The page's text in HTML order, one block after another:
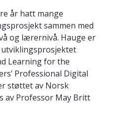
år hatt mange
sammen med
og lærernivå. Hauge er
Learning for the
Professional Digital
støttet av Norsk
av Professor May Britt